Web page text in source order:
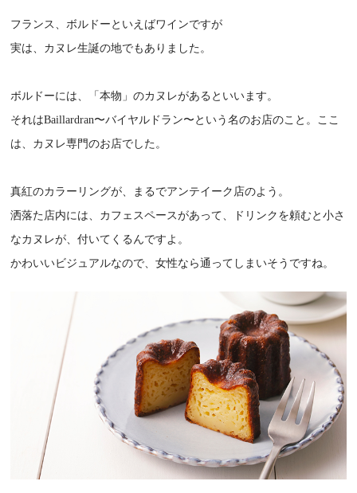
フランス、ボルドーといえばワインですが
実は、カヌレ生誕の地でもありました。
ボルドーには、「本物」のカヌレがあるといいます。
それはBaillardran〜バイヤルドラン〜という名のお店のこと。ここ
は、カヌレ専門のお店でした。
真紅のカラーリングが、まるでアンテイーク店のよう。
洒落た店内には、カフェスペースがあって、ドリンクを頼むと小さ
なカヌレが、付いてくるんですよ。
かわいいビジュアルなので、女性なら通ってしまいそうですね。